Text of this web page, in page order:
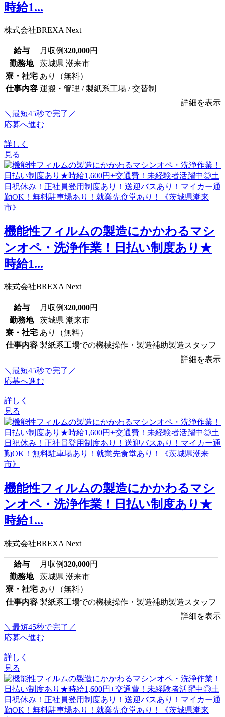
時給1...
株式会社BREXA Next
給与 月収例320,000円
勤務地
茨城県 潮来市
寮・社宅 あり（無料）
仕事内容 運搬・管理 / 製紙系工場 / 交替制
詳細を表示
＼最短45秒で完了／
応募へ進む
詳しく
見る
機能性フィルムの製造にかかわるマシ
ンオペ・洗浄作業！日払い制度あり★
時給1...
株式会社BREXA Next
給与 月収例320,000円
勤務地
茨城県 潮来市
寮・社宅 あり（無料）
仕事内容 製紙系工場での機械操作・製造補助製造スタッフ
詳細を表示
＼最短45秒で完了／
応募へ進む
詳しく
見る
機能性フィルムの製造にかかわるマシ
ンオペ・洗浄作業！日払い制度あり★
時給1...
株式会社BREXA Next
給与 月収例320,000円
勤務地
茨城県 潮来市
寮・社宅 あり（無料）
仕事内容 製紙系工場での機械操作・製造補助製造スタッフ
詳細を表示
＼最短45秒で完了／
応募へ進む
詳しく
見る